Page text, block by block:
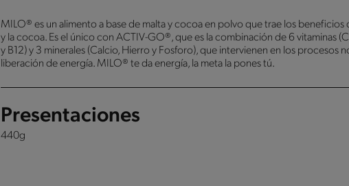
MILO® es un alimento a base de malta y cocoa en polvo que trae los beneficios
y la cocoa. Es el único con ACTIV-GO®, que es la combinación de 6 vitaminas
y B12) y 3 minerales (Calcio, Hierro y Fosforo), que intervienen en los procesos
liberación de energía. MILO® te da energía, la meta la pones tú.
Presentaciones
440g